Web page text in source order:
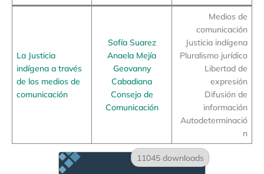
La Justicia
indígena a través
de los medios de
comunicación
Sofía Suarez
Anaela Mejía
Geovanny
Cabadiana
Consejo de
Comunicación
Medios de
comunicación
Justicia indígena
Pluralismo jurídico
Libertad de
expresión
Difusión de
información
Autodeterminació
n
11045 downloads